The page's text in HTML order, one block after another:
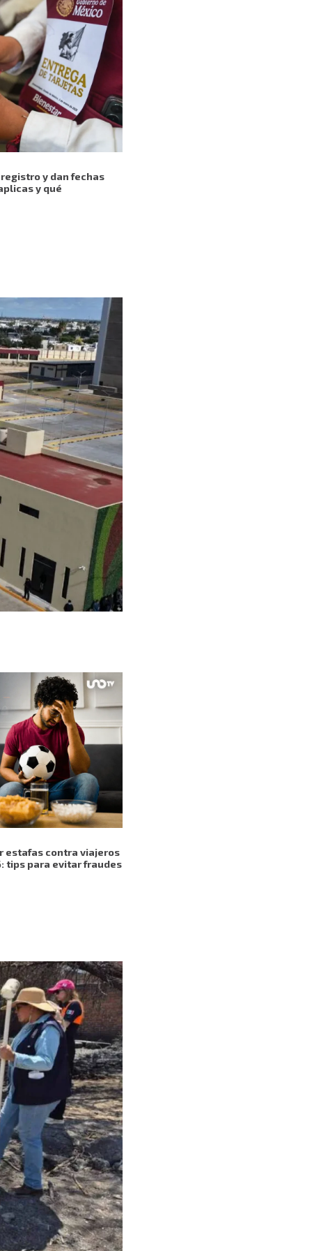
y dan fechas
y qué
estafas contra viajeros
tips para evitar fraudes